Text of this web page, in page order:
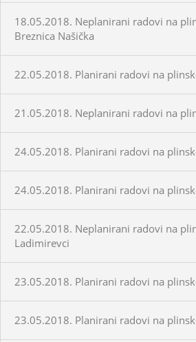
18.05.2018. Neplanirani radovi na
Breznica Našička
22.05.2018. Planirani radovi na
21.05.2018. Neplanirani radovi na
24.05.2018. Planirani radovi na
24.05.2018. Planirani radovi na
22.05.2018. Neplanirani radovi na
Ladimirevci
23.05.2018. Planirani radovi na
23.05.2018. Planirani radovi na